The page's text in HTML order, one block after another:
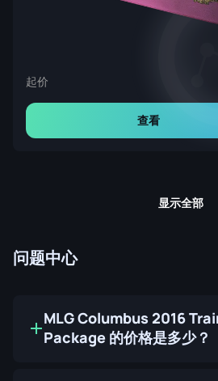
起价
查看
显示全部
问题中心
MLG Columbus 2016
Package 的价格是多少？